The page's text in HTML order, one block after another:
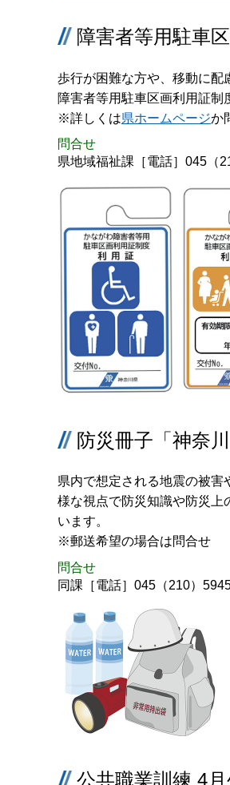
障害者等用駐車
歩行が困難な方や、移動に配
障害者等用駐車区画利用証制
※詳しくは県ホームページか
問合せ
県地域福祉課［電話］045（
防災冊子「神奈
県内で想定される地震の被
様な視点で防災知識や防災上
います。
※郵送希望の場合は問合せ
問合せ
同課［電話］045（210）
公共職業訓練 4月